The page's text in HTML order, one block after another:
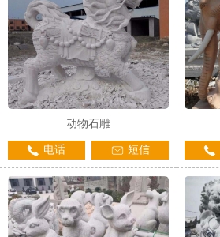
动物石雕
电话 短信